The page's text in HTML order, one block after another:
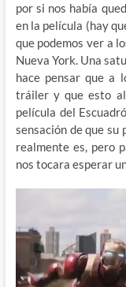
por si nos había
en la película (hay
que podemos ver a
Nueva York. Una
hace pensar que a
tráiler y que esto
película del
sensación de que su
realmente es, pero
nos tocara esperar